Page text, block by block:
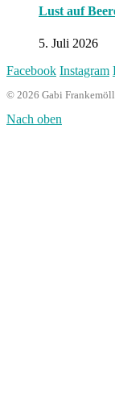
Lust auf
5. Juli 2026
Facebook Instagram
© 2026 Gabi
Nach oben